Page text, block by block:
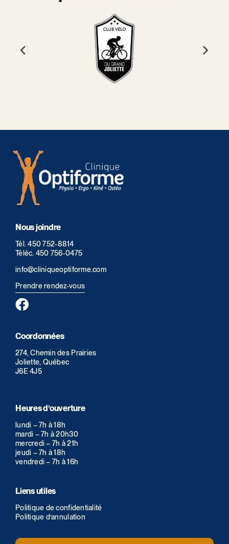
Nous joindre
Tél.450 752-8814
Téléc. 450 756-0475
info@cliniqueoptiforme.com
Prendre rendez-vous
Coordonnées
274, Chemin des Prairies
Joliette, Québec
J6E 4J5
Heures d’ouverture
lundi – 7h à 18h
mardi – 7h à 20h30
mercredi – 7h à 21h
jeudi – 7h à 18h
vendredi – 7h à 16h
Liens utiles
Politique de confidentialité
Politique d’annulation